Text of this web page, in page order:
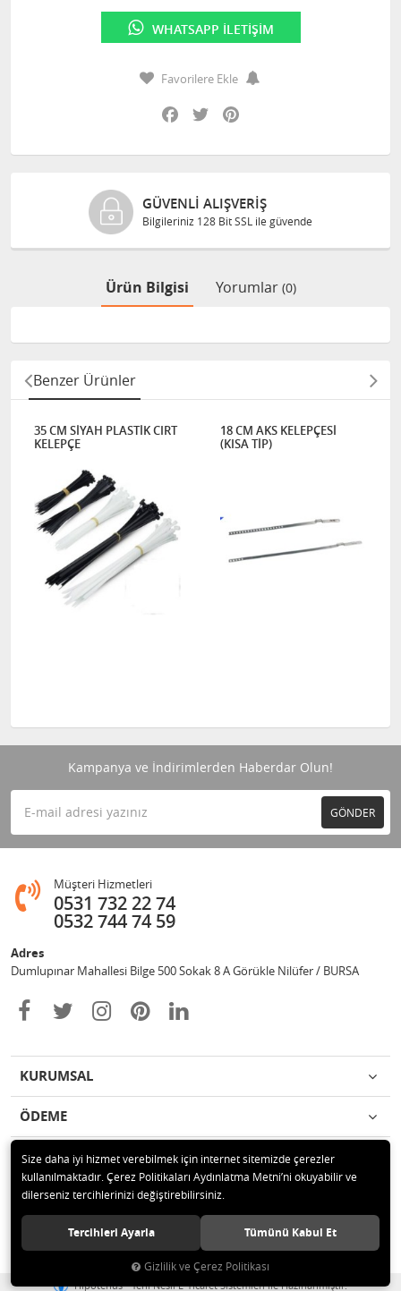
WHATSAPP İLETIŞIM
Favorilere Ekle
Facebook
Twitter
GÜVENLI ALIŞVERIŞ
Bilgileriniz 128 Bit SSL ile güvende
Ürün Bilgisi Yorumlar (0)
Benzer Ürünler
35 CM SİYAH PLASTİK CIRT
KELEPÇE
18 CM AKS KELEPÇESİ
(KISA TİP)
Kampanya ve İndirimlerden Haberdar Olun!
GÖNDER
Müşteri Hizmetleri
0531 732 22 74
0532 744 74 59
Adres
Dumlupınar Mahallesi Bilge 500 Sokak 8 A Görükle Nilüfer / BURSA
KURUMSAL
ÖDEME
İLETİŞİM
© 2020 MAG OTOMOTİV Tüm hakları saklıdır.
Hipotenüs Yeni Nesil E-Ticaret Sistemleri ile Hazırlanmıştır.
Size daha iyi hizmet verebilmek için internet sitemizde çerezler
kullanılmaktadır. Çerez Politikaları Aydınlatma Metni’ni okuyabilir ve
dilerseniz tercihlerinizi değiştirebilirsiniz.
Tercihleri Ayarla Tümünü Kabul Et
Gizlilik ve Çerez Politikası